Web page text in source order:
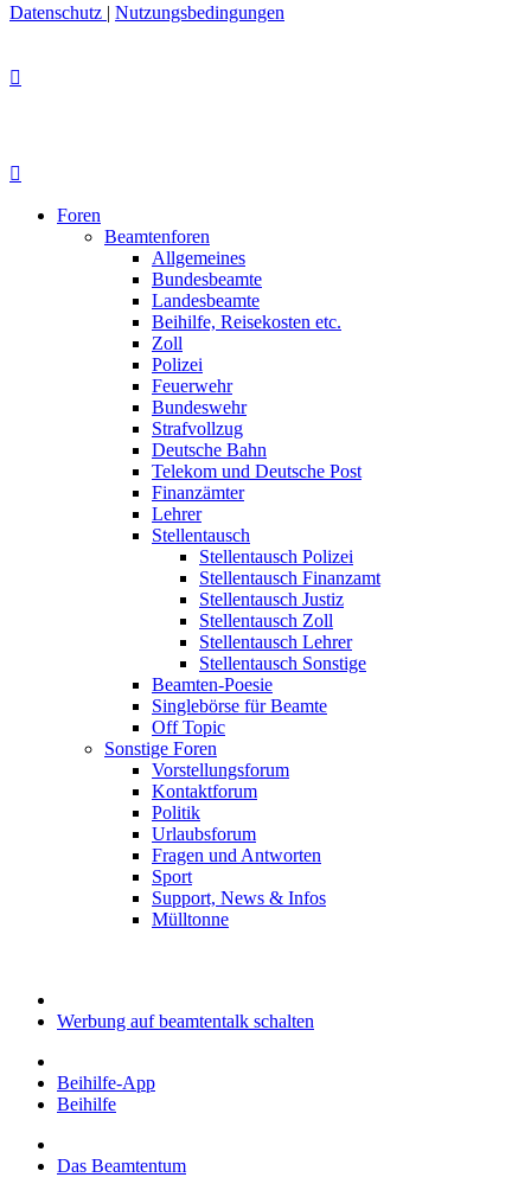
Datenschutz | Nutzungsbedingungen
Foren
Beamtenforen
Allgemeines
Bundesbeamte
Landesbeamte
Beihilfe, Reisekosten etc.
Zoll
Polizei
Feuerwehr
Bundeswehr
Strafvollzug
Deutsche Bahn
Telekom und Deutsche Post
Finanzämter
Lehrer
Stellentausch
Stellentausch Polizei
Stellentausch Finanzamt
Stellentausch Justiz
Stellentausch Zoll
Stellentausch Lehrer
Stellentausch Sonstige
Beamten-Poesie
Singlebörse für Beamte
Off Topic
Sonstige Foren
Vorstellungsforum
Kontaktforum
Politik
Urlaubsforum
Fragen und Antworten
Sport
Support, News & Infos
Mülltonne
Werbung auf beamtentalk schalten
Beihilfe-App
Beihilfe
Das Beamtentum